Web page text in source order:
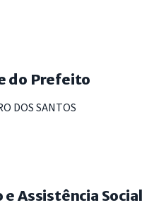
do Prefeito
DOS SANTOS
Assistência Social